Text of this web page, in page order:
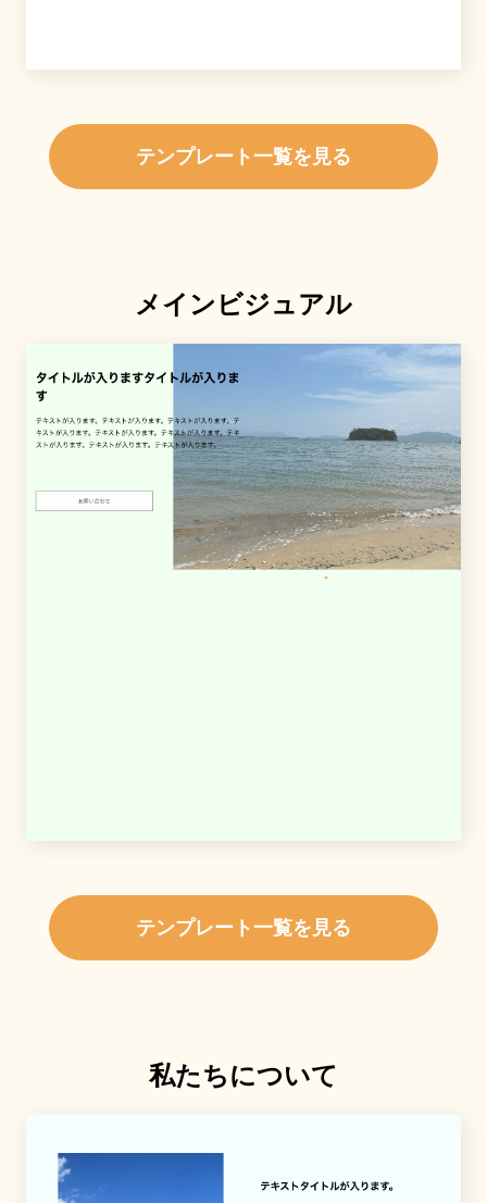
テンプレート一覧を見る
メインビジュアル
テンプレート一覧を見る
私たちについて